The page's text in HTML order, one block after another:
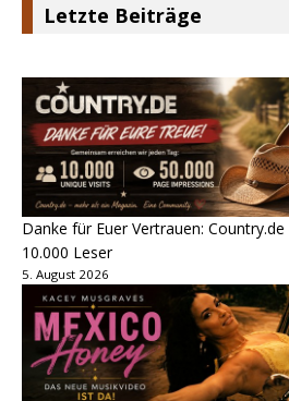
Letzte Beiträge
Danke für Euer Vertrauen:
10.000 Leser
5. August 2026